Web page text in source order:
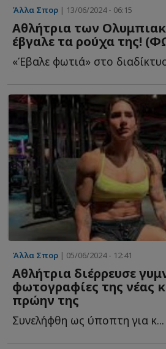
Άλλα Σπορ | 13/06/2024 - 06:15
Αθλήτρια των
έβγαλε τα ρούχα της!
Άλλα Σπορ | 05/06/2024 - 12:41
Αθλήτρια διέρρευσε
φωτογραφίες της νέας
πρώην της
Συνελήφθη ως ύποπτη για κ...